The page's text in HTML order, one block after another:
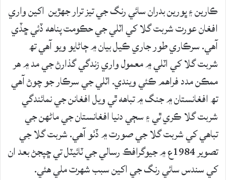
ڪارين ۽ ڀورين بدران سائي رنگ جي تيز ترار جهڙين اکين واري
افغان عورت شربت گلا کي اٽلي جي حڪومت پناهه ڏئي ڇڏي
آهي. سرڪاري طور جاري ڪيل بيان ۾ ڄاڻايو ويو آهي تھ
شربت گلا کي اٽلي ۾ معمول واري زندگي گذارڻ جي مد ۾ هر
ممڪن مدد فراهم ڪئي ويندي. اٽلي جي سرڪار جو چوڻ آهي
تھ افغانستان ۾ جنگ ۾ تباهه ٿي ويل افغانن جي نمائندگي
شربت گلا ڪري ٿي ۽ سڄي دنيا افغانستان جي ماڻهن جي
تباهي کي شربت گلا جي صورت ۾ ڏٺو آهي. شربت گلا جي
تصوير 1984ع ۾ جيوگرافڪ رسالي جي ٽائيٽل تي ڇپجڻ بعد ان
کي سندس سائي رنگ جي اکين سبب شهرت ملي هئي.